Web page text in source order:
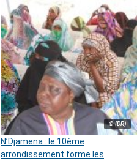
© (DR)
N’Djamena : le 10ème
arrondissement forme les